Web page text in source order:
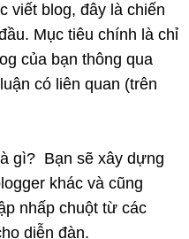
viết blog, đây là chiến
Mục tiêu chính là chỉ
của bạn thông qua
có liên quan (trên
gì? Bạn sẽ xây dựng
khác và cũng
nhấp chuột từ các
diễn đàn.